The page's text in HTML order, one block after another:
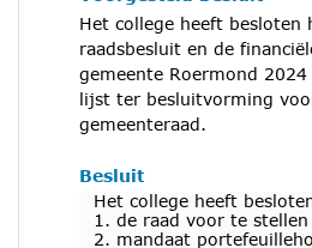
Het college heeft besloten
raadsbesluit en de
gemeente Roermond
lijst ter besluitvorming
gemeenteraad.
Besluit
Het college heeft
1. de raad voor te
2. mandaat